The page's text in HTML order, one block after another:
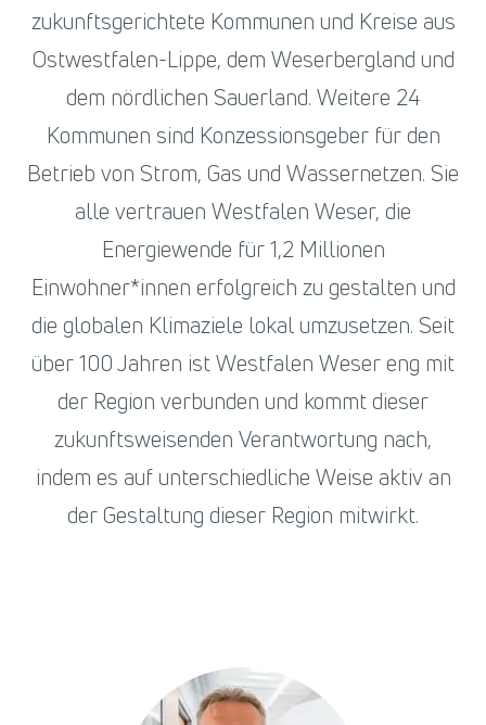
zukunftsgerichtete Kommunen und Kreise aus
Ostwestfalen-Lippe, dem Weserbergland und
dem nördlichen Sauerland. Weitere 24
Kommunen sind Konzessionsgeber für den
Betrieb von Strom, Gas und Wassernetzen. Sie
alle vertrauen Westfalen Weser, die
Energiewende für 1,2 Millionen
Einwohner*innen erfolgreich zu gestalten und
die globalen Klimaziele lokal umzusetzen. Seit
über 100 Jahren ist Westfalen Weser eng mit
der Region verbunden und kommt dieser
zukunftsweisenden Verantwortung nach,
indem es auf unterschiedliche Weise aktiv an
der Gestaltung dieser Region mitwirkt.